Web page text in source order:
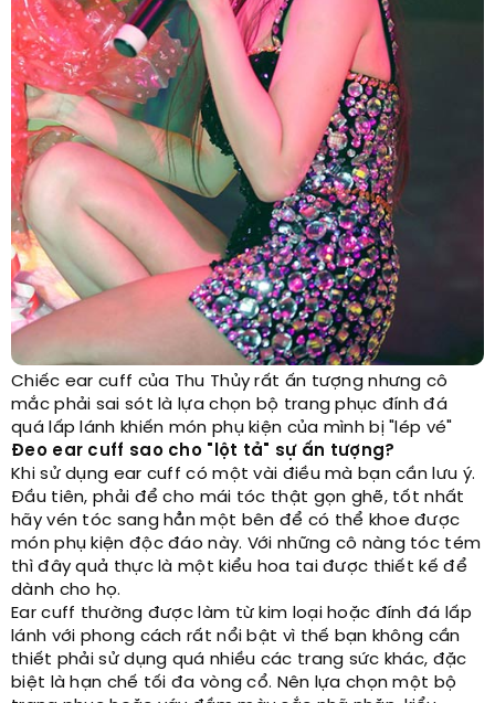
Chiếc ear cuff của Thu Thủy rất ấn tượng nhưng cô
mắc phải sai sót là lựa chọn bộ trang phục đính đá
quá lấp lánh khiến món phụ kiện của mình bị "lép vé"
Đeo ear cuff sao cho "lột tả" sự ấn tượng?
Khi sử dụng ear cuff có một vài điều mà bạn cần lưu ý.
Đầu tiên, phải để cho mái tóc thật gọn ghẽ, tốt nhất
hãy vén tóc sang hẳn một bên để có thể khoe được
món phụ kiện độc đáo này. Với những cô nàng tóc tém
thì đây quả thực là một kiểu hoa tai được thiết kế để
dành cho họ.
Ear cuff thường được làm từ kim loại hoặc đính đá lấp
lánh với phong cách rất nổi bật vì thế bạn không cần
thiết phải sử dụng quá nhiều các trang sức khác, đặc
biệt là hạn chế tối đa vòng cổ. Nên lựa chọn một bộ